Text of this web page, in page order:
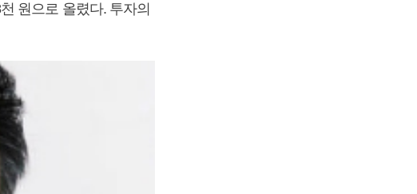
원으로 올렸다. 투자의